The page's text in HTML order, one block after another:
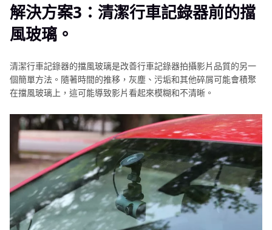
解決方案3：清潔行車記錄器前的擋
風玻璃。
清潔行車記錄器的擋風玻璃是改善行車記錄器拍攝影片品質的另一
個簡單方法。隨著時間的推移，灰塵、污垢和其他碎屑可能會積聚
在擋風玻璃上，這可能導致影片看起來模糊和不清晰。